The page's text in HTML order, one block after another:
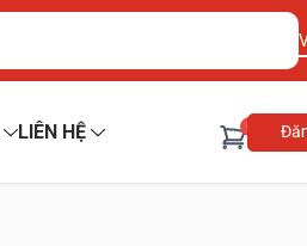
LIÊN HỆ 0